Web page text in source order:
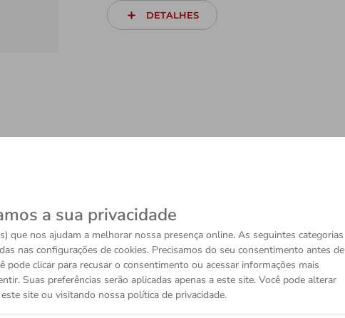
a sua privacidade
que nos ajudam a melhorar nossa presença online. As seguintes categorias
nas configurações de cookies. Precisamos do seu consentimento antes de
pode clicar para recusar o consentimento ou acessar informações mais
Suas preferências serão aplicadas apenas a este site. Você pode alterar
site ou visitando nossa política de privacidade.
DETALHES
PODE GOSTAR
COLEÇÕES TUDOR
TUDOR
RANGER